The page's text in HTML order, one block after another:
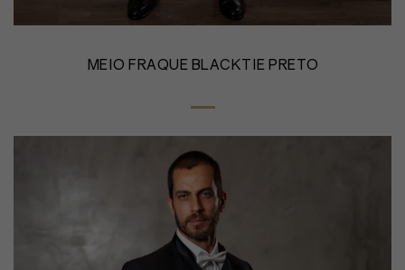
MEIO FRAQUE BLACKTIE PRETO